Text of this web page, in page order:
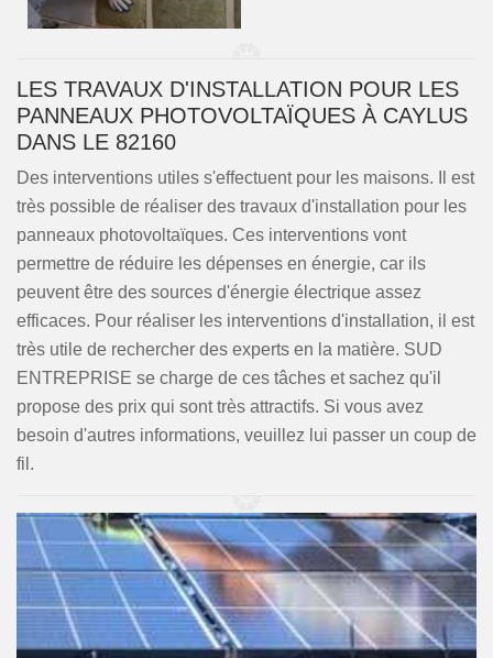
LES TRAVAUX D'INSTALLATION POUR LES
PANNEAUX PHOTOVOLTAÏQUES À CAYLUS
DANS LE 82160
Des interventions utiles s'effectuent pour les maisons. Il est
très possible de réaliser des travaux d'installation pour les
panneaux photovoltaïques. Ces interventions vont
permettre de réduire les dépenses en énergie, car ils
peuvent être des sources d'énergie électrique assez
efficaces. Pour réaliser les interventions d'installation, il est
très utile de rechercher des experts en la matière. SUD
ENTREPRISE se charge de ces tâches et sachez qu'il
propose des prix qui sont très attractifs. Si vous avez
besoin d'autres informations, veuillez lui passer un coup de
fil.